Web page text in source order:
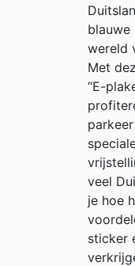
blauwe
wereld
Met
“E-
veel
je hoe
sticker